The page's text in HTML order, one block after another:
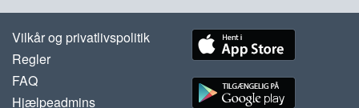
Vilkår og privatlivspolitik
Regler
FAQ
Hjælpeadmins